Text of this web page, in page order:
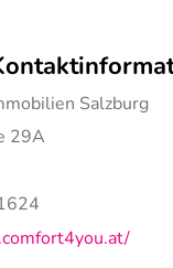
Salzburg
29A